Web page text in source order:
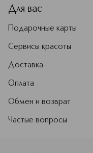
Для вас
Подарочные карты
Сервисы красоты
Доставка
Оплата
Обмен и возврат
Частые вопросы